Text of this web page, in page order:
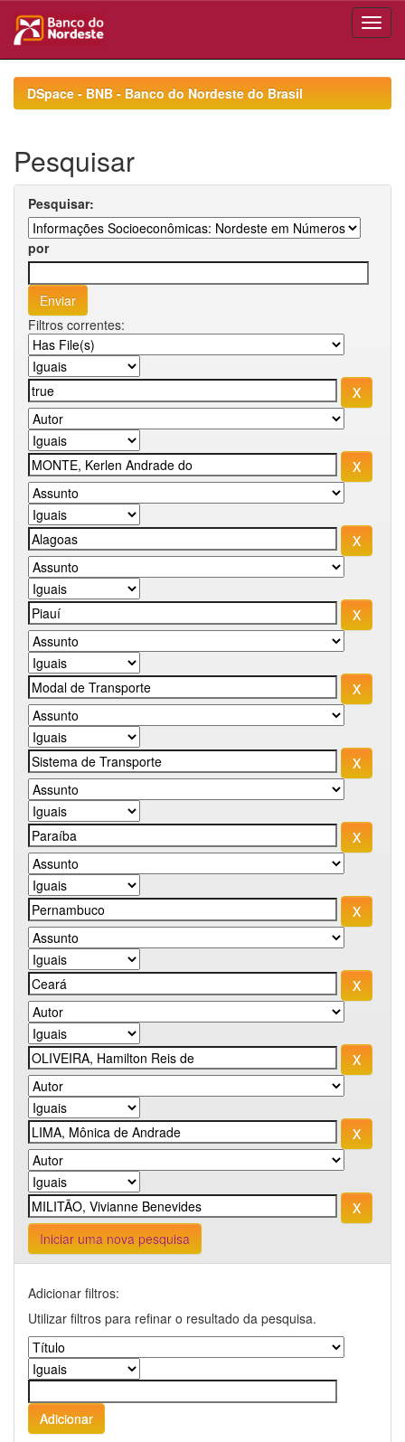
navigationDSpace - BNB - Banco do Nordeste do Brasil
Pesquisar
Pesquisar:
por
Filtros correntes:
Iniciar uma nova pesquisa
Adicionar filtros:
Utilizar filtros para refinar o resultado da pesquisa.